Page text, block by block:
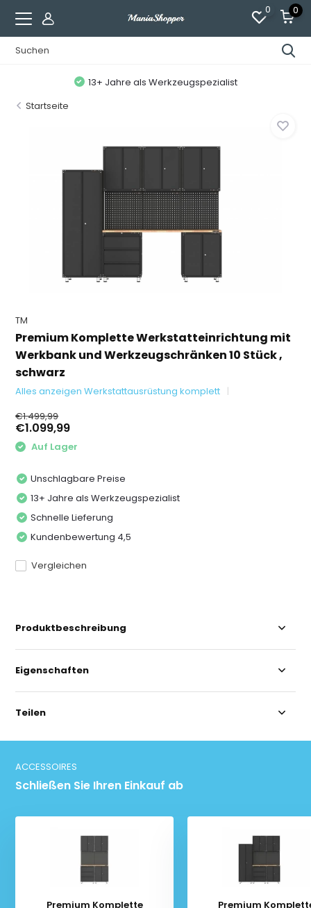
0 0
13+ Jahre als Werkzeugspezialist
Startseite
TM
Premium Komplette Werkstatteinrichtung mit
Werkbank und Werkzeugschränken 10 Stück ,
schwarz
Alles anzeigen Werkstattausrüstung komplett
€1.499,99
€1.099,99
Auf Lager
Unschlagbare Preise
13+ Jahre als Werkzeugspezialist
Schnelle Lieferung
Kundenbewertung 4,5
Vergleichen
Produktbeschreibung
Eigenschaften
Teilen
ACCESSOIRES
Schließen Sie Ihren Einkauf ab
Premium Komplette Premium